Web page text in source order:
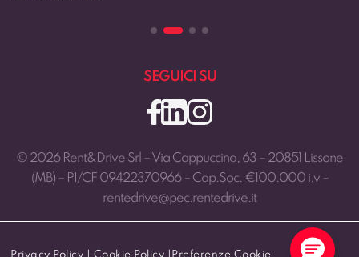
SEGUICI SU
© 2026 Rent&Drive Srl – Via Cappuccina, 63 – 20851 Lissone
(MB) – PI/CF 09422370966 – Cap.Soc. €100.000 i.v –
rentedrive@pec.rentedrive.it
Privacy Policy Cookie Policy Preferenze Cookie